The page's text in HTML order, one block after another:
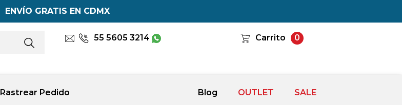
ENVÍO GRATIS EN CDMX
55 5605 3214 Carrito 0
Rastrear Pedido Blog OUTLET SALE